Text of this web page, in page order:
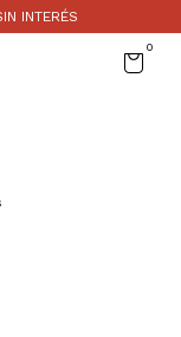
INTERÉS
0